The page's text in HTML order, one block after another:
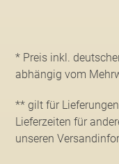
* Preis inkl.
abhängig vom
** gilt für
Lieferzeiten für
unseren